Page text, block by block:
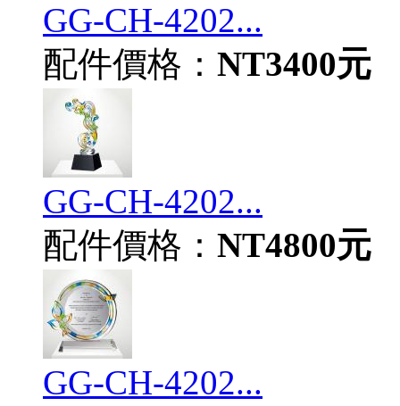
GG-CH-4202...
配件價格： NT3400元
GG-CH-4202...
配件價格： NT4800元
GG-CH-4202...